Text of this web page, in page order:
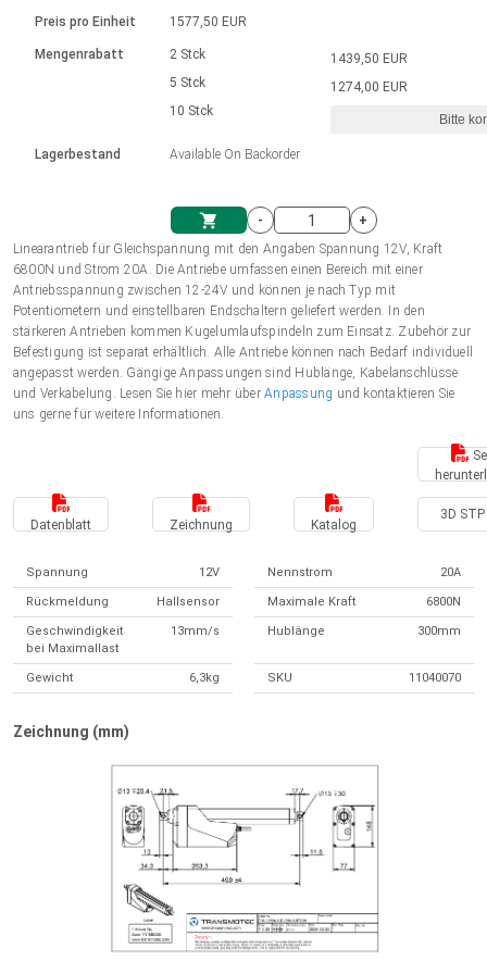
Einheitssystem
Einkaufswagen
Hubmagnete
230 - 50 Hz | 110 - 60 Hz
Drehzahlregelung für die AIS-Serie
Bürstenlose Gleichstrommotoren
mit Planetengetriebe und internem
Ø 28-42| 1-1400 rpm | <= 290Ncm
Bürstenlose DC Motor Controller
Gleichstrommotoren mit
Schneckengetriebe und Bürsten
Ø43-124mm | 31-425rpm | ≤ 41Nm
Treiber für Gleichstrommotoren mit
Synchron-Asynchron | für 1-4 Elektrozylinder
Synchron-Asynchron | für 1-4 Elektrozylinder
Français (EUR)
Polski (EUR)
Norsk (NOK)
Suomi (EUR)
Preis pro Einheit
Mengenrabatt
Lagerbestand
1577,50 EUR
2 Stck
5 Stck
10 Stck
Available On Backorder
1439,50 EUR
1274,00 EUR
Bitte
-
+
Linearantrieb für Gleichspannung mit den Angaben Spannung 12V, Kraft
6800N und Strom 20A. Die Antriebe umfassen einen Bereich mit einer
Antriebsspannung zwischen 12-24V und können je nach Typ mit
Potentiometern und einstellbaren Endschaltern geliefert werden. In den
stärkeren Antrieben kommen Kugelumlaufspindeln zum Einsatz. Zubehör zur
Befestigung ist separat erhältlich. Alle Antriebe können nach Bedarf individuell
angepasst werden. Gängige Anpassungen sind Hublänge, Kabelanschlüsse
und Verkabelung. Lesen Sie hier mehr überAnpassung und kontaktieren Sie
uns gerne für weitere Informationen.
Datenblatt Zeichnung Katalog
3D STP
Spannung 12V Nennstrom 20A
Rückmeldung Hallsensor Maximale Kraft 6800N
Geschwindigkeit
bei Maximallast
13mm/s Hublänge 300mm
Gewicht 6,3kg SKU 11040070
Zeichnung (mm)